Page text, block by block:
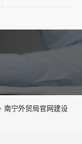
南宁外贸局官网建设